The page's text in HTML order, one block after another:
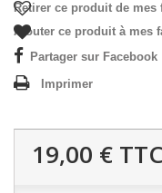
Retirer ce produit de mes
Ajouter ce produit à mes
Partager sur Facebook
Imprimer
19,00 € TTC